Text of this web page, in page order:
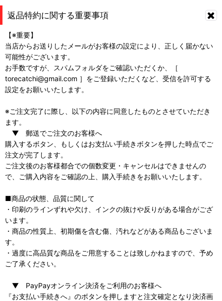
返品特約に関する重要事項
【※重要】
当店からお送りしたメールがお客様の設定により、正しく届かない
可能性がございます。
お手数ですが、スパムフォルダをご確認いただくか、［
torecatchi@gmail.com ］をご登録いただくなど、受信を許可する
設定をお願いいたします。
※ご注文完了に際し、以下の内容に同意したものとさせていただき
ます。
▼ 郵送でご注文のお客様へ
購入するボタン、もしくはお支払い手続きボタンを押した時点でご
注文が完了します。
ご注文後のお客様都合での個数変更・キャンセルはできませんの
で、ご購入内容をご確認の上、購入手続きをお願いいたします。
■商品の状態、品質に関して
・印刷のラインずれや欠け、インクの抜けや反りがある場合がござ
います。
・商品の性質上、初期傷を含む傷、汚れなどがある商品もございま
す。
・過度に高品質な商品をご用意することは致しかねますので、予め
ご了承ください。
▼ PayPayオンライン決済をご利用のお客様へ
『お支払い手続きへ』のボタンを押しますと注文確定となり決済画